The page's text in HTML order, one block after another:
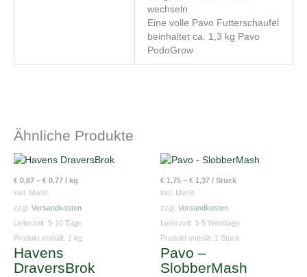
wechseln
Eine volle Pavo Futterschaufel
beinhaltet ca. 1,3 kg Pavo
PodoGrow
Ähnliche Produkte
€ 0,87 – € 0,77 / kg
inkl. MwSt.
zzgl. Versandkosten
Lieferzeit: 5-10 Tage
Produkt enthält: 1 kg
Havens
DraversBrok
€ 1,75 – € 1,37 / Stück
inkl. MwSt.
zzgl. Versandkosten
Lieferzeit: 3-5 Werktage
Produkt enthält: 1 Stück
Pavo –
SlobberMash